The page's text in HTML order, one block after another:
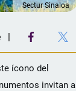
Sectur Sinaloa
ícono del
invitan a